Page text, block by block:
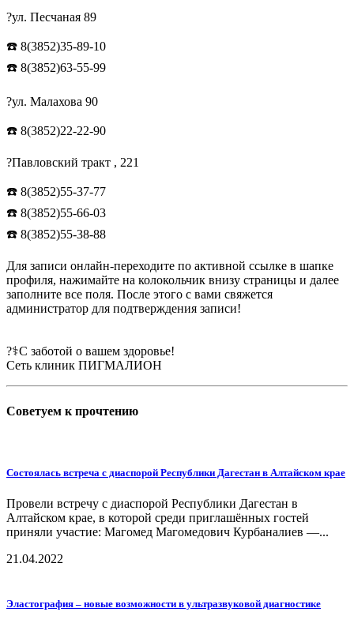
?ул. Песчаная 89
☎️ 8(3852)35-89-10
☎️ 8(3852)63-55-99
?ул. Малахова 90
☎️ 8(3852)22-22-90
?Павловский тракт , 221
☎️ 8(3852)55-37-77
☎️ 8(3852)55-66-03
☎️ 8(3852)55-38-88
Для записи онлайн-переходите по активной ссылке в шапке
профиля, нажимайте на колокольчик внизу страницы и далее
заполните все поля. После этого с вами свяжется
администратор для подтверждения записи!
?‍⚕️С заботой о вашем здоровье!
Сеть клиник ПИГМАЛИОН
Советуем к прочтению
Состоялась встреча с диаспорой Республики Дагестан в Алтайском крае
Провели встречу с диаспорой Республики Дагестан в
Алтайском крае, в которой среди приглашённых гостей
приняли участие: Магомед Магомедович Курбаналиев —...
21.04.2022
Эластография – новые возможности в ультразвуковой диагностике